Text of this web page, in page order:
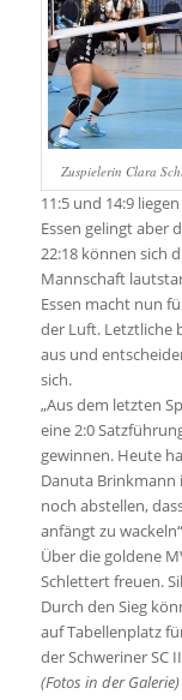
Zuspielerin Clara
11:5 und 14:9
Essen gelingt aber
22:18 können sich
Mannschaft
Essen macht nun
der Luft. Letztliche
aus und
sich.
„Aus dem letzten
eine 2:0
gewinnen. Heute
Danuta Brinkmann
noch abstellen,
anfängt zu
Über die goldene
Schlettert freuen.
Durch den Sieg
auf Tabellenplatz
der Schweriner SC
(Fotos in der Galerie)